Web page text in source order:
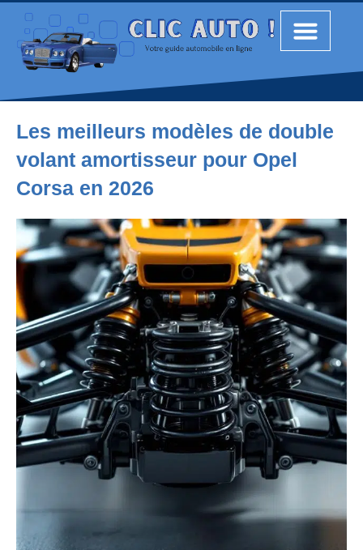
Les meilleurs modèles de double
volant amortisseur pour Opel
Corsa en 2026